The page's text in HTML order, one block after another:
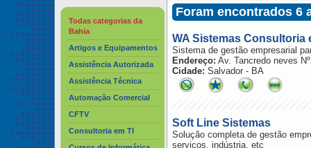
Todas categorias da
Bahia
Artigos e Equipamentos
Assistência Autorizada
Assistência Técnica
Automação Comercial
CFTV
Consultoria em TI
Foram encontrados 6
WA Sistemas Consultoria
Sistema de gestão empresarial
Endereço: Av. Tancredo neves
Cidade: Salvador - BA
Soft Line Sistemas
Solução completa de gestão
serviços, indústria, etc